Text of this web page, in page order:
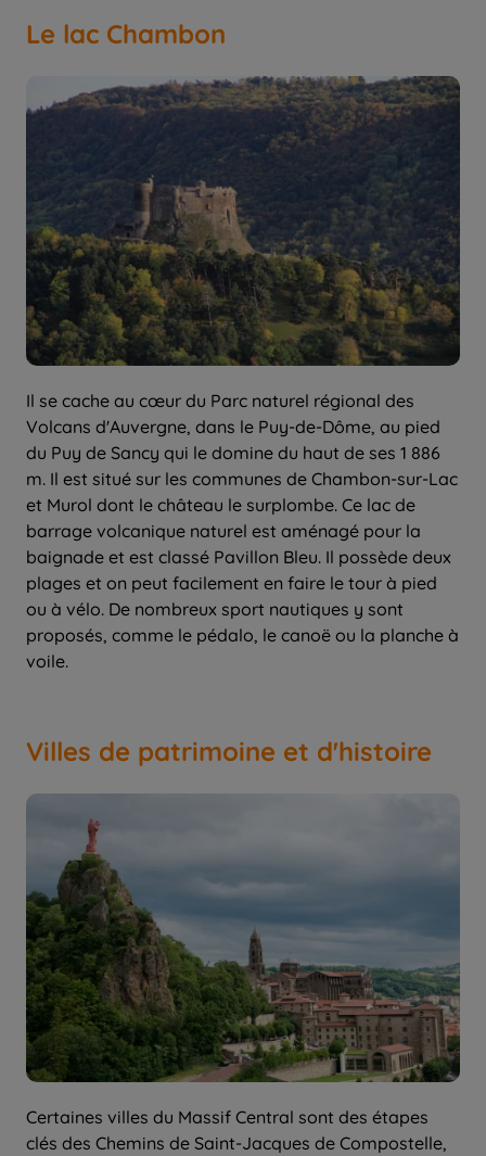
Le lac Chambon
Il se cache au cœur du Parc naturel régional des
Volcans d'Auvergne, dans le Puy-de-Dôme, au pied
du Puy de Sancy qui le domine du haut de ses 1 886
m. Il est situé sur les communes de Chambon-sur-Lac
et Murol dont le château le surplombe. Ce lac de
barrage volcanique naturel est aménagé pour la
baignade et est classé Pavillon Bleu. Il possède deux
plages et on peut facilement en faire le tour à pied
ou à vélo. De nombreux sport nautiques y sont
proposés, comme le pédalo, le canoë ou la planche à
voile.
Villes de patrimoine et d'histoire
Certaines villes du Massif Central sont des étapes
clés des Chemins de Saint-Jacques de Compostelle,